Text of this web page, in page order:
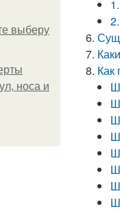
выберу
носа и
Как